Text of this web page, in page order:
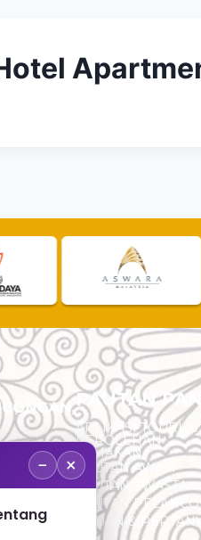
5,
PAUTAN
APLIKASI
PEROLEHAN
SEMAKAN
PAUTAN AWAM
PAUTAN SWASTA
PAUTAN
ADUAN &
− ×